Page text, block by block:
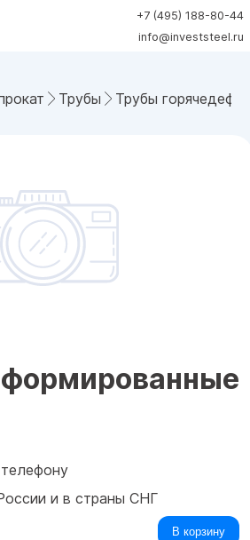
+7 (495) 188-80-44
info@investsteel.ru
Трубы Трубы
и в страны СНГ
В корзину